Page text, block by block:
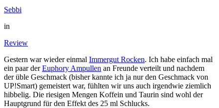
Sebbi
in
Review
Gestern war wieder einmal Immergut Rocken. Ich habe einfach mal
ein paar derEuphory Ampullen an Freunde verteilt und nachdem
der üble Geschmack (bisher kannte ich ja nur den Geschmack von
UP!Smart) gemeistert war, fühlten wir uns auch irgendwie ziemlich
hibbelig. Die riesigen Mengen Koffein und Taurin sind wohl der
Hauptgrund für den Effekt des 25 ml Schlucks.